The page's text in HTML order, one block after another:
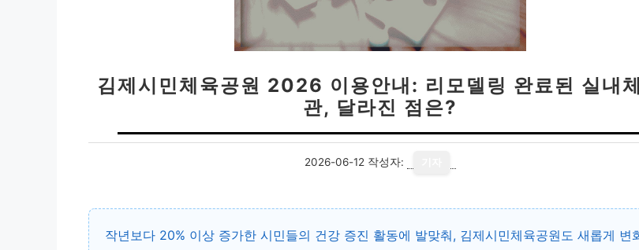
김제시민체육공원 2026 이용안내: 리모델링 완료된 실내
관, 달라진 점은?
2026-06-12 작성자:
작년보다 20% 이상 증가한 시민들의 건강 증진 활동에 발맞춰, 김제시민체육공원도 새롭게 변